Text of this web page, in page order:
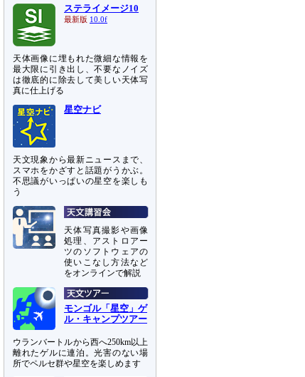
ステライメージ10
最新版 10.0f
天体画像に埋もれた微細な情報を
最大限に引き出し、不要なノイズ
は徹底的に除去して美しい天体写
真に仕上げる
星空ナビ
天文現象から最新ニュースまで、
スマホをかざすと話題がうかぶ。
不思議がいっぱいの星空を楽しも
う
天体写真撮影や画像
処理、アストロアー
ツのソフトウェアの
使いこなし方法など
をオンラインで解説
モンゴル「星空」ゲ
ル・キャンプツアー
ウランバートルから西へ250km以上
離れたゲルに連泊。光害のない場
所でペルセ群や星空を楽しめます